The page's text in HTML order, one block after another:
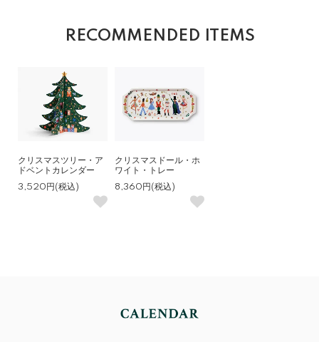
RECOMMENDED ITEMS
クリスマスツリー・ア
ドベントカレンダー
3,520円(税込)
クリスマスドール・ホ
ワイト・トレー
8,360円(税込)